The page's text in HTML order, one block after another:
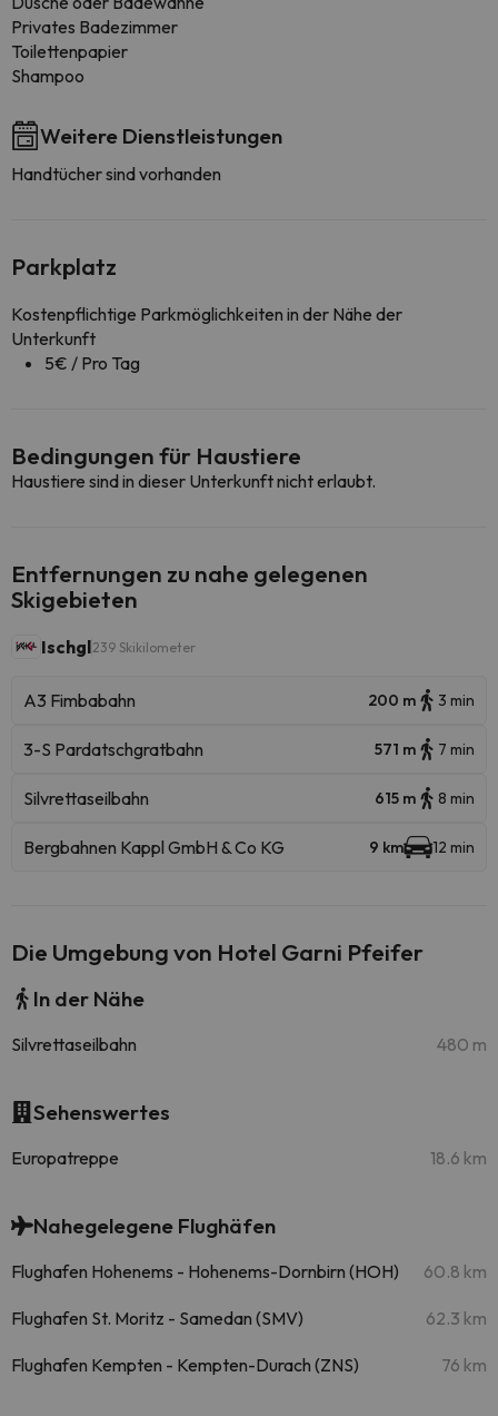
Privates Badezimmer
Toilettenpapier
Shampoo
Weitere Dienstleistungen
Handtücher sind vorhanden
Parkplatz
Kostenpflichtige Parkmöglichkeiten in der Nähe der
Unterkunft
5€ / Pro Tag
Bedingungen für Haustiere
Haustiere sind in dieser Unterkunft nicht erlaubt.
Entfernungen zu nahe gelegenen
Skigebieten
Ischgl239 Skikilometer
A3 Fimbabahn 200 m 3 min
3-S Pardatschgratbahn 571 m 7 min
Silvrettaseilbahn 615 m 8 min
Bergbahnen Kappl GmbH & Co KG 9 km 12 min
Die Umgebung von Hotel Garni Pfeifer
In der Nähe
Silvrettaseilbahn 480 m
Sehenswertes
Europatreppe 18.6 km
Nahegelegene Flughäfen
Flughafen Hohenems - Hohenems-Dornbirn (HOH) 60.8 km
Flughafen St. Moritz - Samedan (SMV) 62.3 km
Flughafen Kempten - Kempten-Durach (ZNS) 76 km